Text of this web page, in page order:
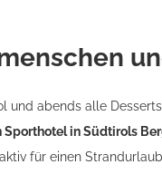
und abends alle
Sporthotel in Südtirols
für einen